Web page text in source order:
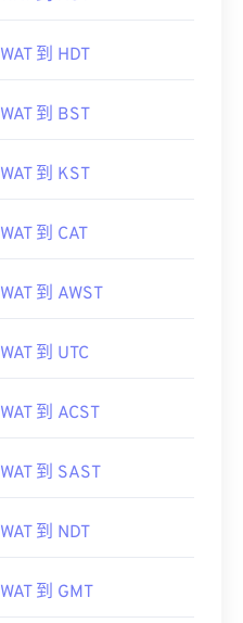
WAT 到 AST
WAT 到 HDT
WAT 到 BST
WAT 到 KST
WAT 到 CAT
WAT 到 AWST
WAT 到 UTC
WAT 到 ACST
WAT 到 SAST
WAT 到 NDT